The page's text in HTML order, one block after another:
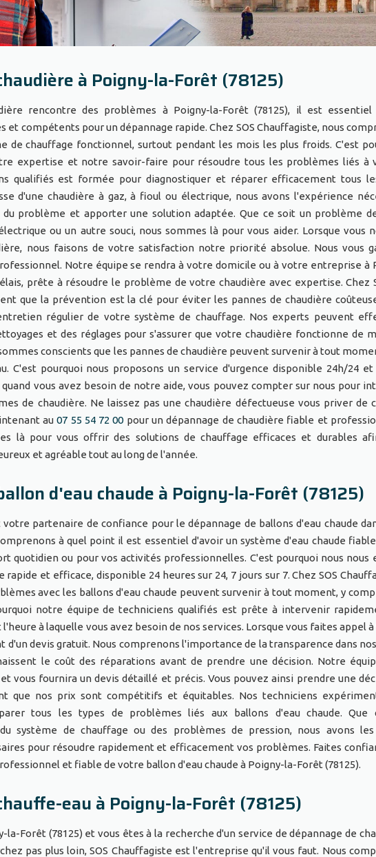
à Poigny-la-Forêt (78125)
rencontre des problèmes à Poigny-la-Forêt (78125), il est
et compétents pour un dépannage rapide. Chez SOS Chauffagiste, nous
de chauffage fonctionnel, surtout pendant les mois les plus froids. C'est
expertise et notre savoir-faire pour résoudre tous les problèmes liés à
qualifiés est formée pour diagnostiquer et réparer efficacement tous
d'une chaudière à gaz, à fioul ou électrique, nous avons l'expérience
du problème et apporter une solution adaptée. Que ce soit un problème
ou un autre souci, nous sommes là pour vous aider. Lorsque vous
nous faisons de votre satisfaction notre priorité absolue. Nous vous
Notre équipe se rendra à votre domicile ou à votre entreprise à
prête à résoudre le problème de votre chaudière avec expertise. Chez
que la prévention est la clé pour éviter les pannes de chaudière
régulier de votre système de chauffage. Nos experts peuvent
et des réglages pour s'assurer que votre chaudière fonctionne de
conscients que les pannes de chaudière peuvent survenir à tout
C'est pourquoi nous proposons un service d'urgence disponible 24h/24
quand vous avez besoin de notre aide, vous pouvez compter sur nous pour
de chaudière. Ne laissez pas une chaudière défectueuse vous priver de
au07 55 54 72 00pour un dépannage de chaudière fiable et
là pour vous offrir des solutions de chauffage efficaces et durables
et agréable tout au long de l'année.
d'eau chaude à Poigny-la-Forêt (78125)
votre partenaire de confiance pour le dépannage de ballons d'eau chaude
à quel point il est essentiel d'avoir un système d'eau chaude
quotidien ou pour vos activités professionnelles. C'est pourquoi nous nous
rapide et efficace, disponible 24 heures sur 24, 7 jours sur 7. Chez SOS
avec les ballons d'eau chaude peuvent survenir à tout moment, y
notre équipe de techniciens qualifiés est prête à intervenir
l'heure à laquelle vous avez besoin de nos services. Lorsque vous faites appel à
d'un devis gratuit. Nous comprenons l'importance de la transparence dans
le coût des réparations avant de prendre une décision. Notre
vous fournira un devis détaillé et précis. Vous pouvez ainsi prendre une
que nos prix sont compétitifs et équitables. Nos techniciens
tous les types de problèmes liés aux ballons d'eau chaude.
système de chauffage ou des problèmes de pression, nous avons
pour résoudre rapidement et efficacement vos problèmes. Faites
et fiable de votre ballon d'eau chaude à Poigny-la-Forêt (78125).
eau à Poigny-la-Forêt (78125)
la-Forêt (78125) et vous êtes à la recherche d'un service de dépannage de
pas plus loin, SOS Chauffagiste est l'entreprise qu'il vous faut. Nous